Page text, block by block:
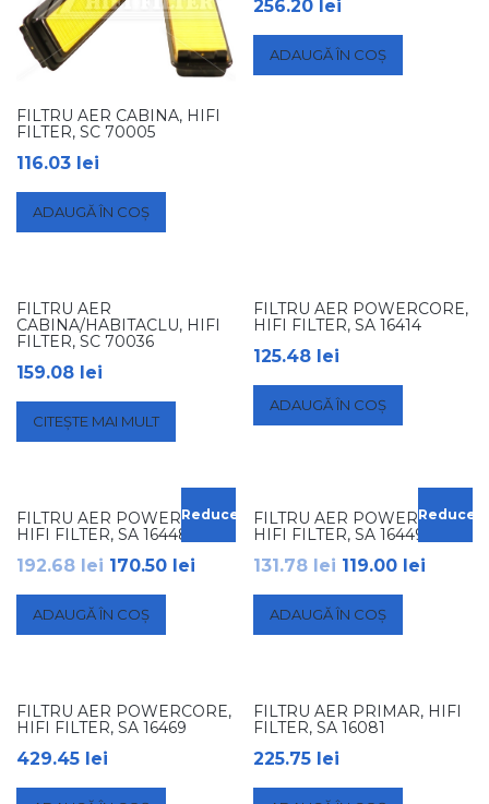
FILTRU AER CABINA, HIFI
FILTER, SC 70005
116.03 lei
ADAUGĂ ÎN COȘ
256.20 lei
ADAUGĂ ÎN COȘ
FILTRU AER
CABINA/HABITACLU, HIFI
FILTER, SC 70036
159.08 lei
CITEȘTE MAI MULT
FILTRU AER POWERCORE,
HIFI FILTER, SA 16414
125.48 lei
ADAUGĂ ÎN COȘ
Reduceri!
FILTRU AER POWERCORE,
HIFI FILTER, SA 16448
192.68 lei 170.50 lei
ADAUGĂ ÎN COȘ
FILTRU AER POWERCORE,
HIFI FILTER, SA 16449
131.78 lei 119.00 lei
ADAUGĂ ÎN COȘ
FILTRU AER POWERCORE,
HIFI FILTER, SA 16469
429.45 lei
FILTRU AER PRIMAR, HIFI
FILTER, SA 16081
225.75 lei